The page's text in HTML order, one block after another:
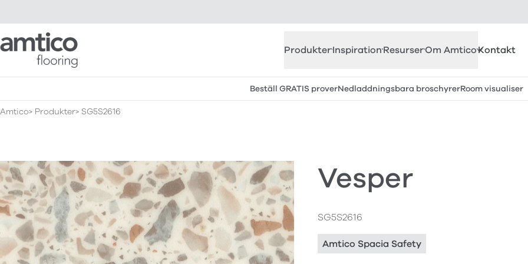
Amtico Flooring
ProdukterInspirationResurserOm AmticoKontakt
Beställ GRATIS proverNedladdningsbara broschyrerRoom visualiser
Amtico Produkter SG5S2616
Vesper
SG5S2616
Amtico Spacia Safety